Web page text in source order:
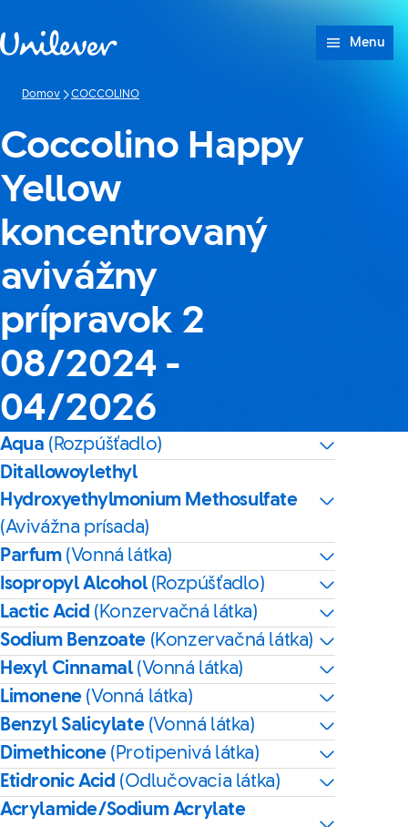
Menu
Domov COCCOLINO
Coccolino Happy
Yellow
koncentrovaný
avivážny
prípravok 2
08/2024 -
04/2026
Aqua (Rozpúšťadlo)
Ditallowoylethyl
Hydroxyethylmonium Methosulfate
(Avivážna prísada)
Parfum (Vonná látka)
Isopropyl Alcohol(Rozpúšťadlo)
Lactic Acid (Konzervačná látka)
Sodium Benzoate (Konzervačná látka)
Hexyl Cinnamal(Vonná látka)
Limonene (Vonná látka)
Benzyl Salicylate (Vonná látka)
Dimethicone (Protipenivá látka)
Etidronic Acid (Odlučovacia látka)
Acrylamide/Sodium Acrylate